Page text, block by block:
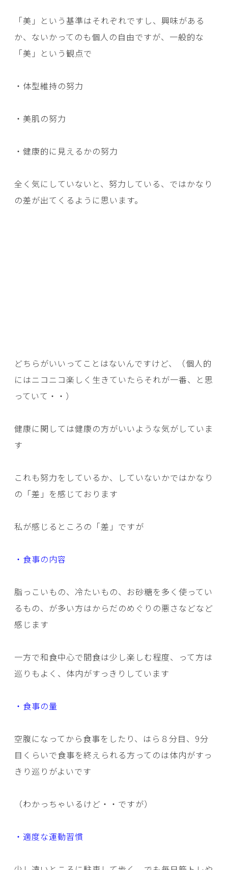
「美」という基準はそれぞれですし、興味がある
か、ないかってのも個人の自由ですが、一般的な
「美」という観点で
・体型維持の努力
・美肌の努力
・健康的に見えるかの努力
全く気にしていないと、努力している、ではかなり
の差が出てくるように思います。
どちらがいいってことはないんですけど、（個人的
にはニコニコ楽しく生きていたらそれが一番、と思
っていて・・）
健康に関しては健康の方がいいような気がしていま
す
これも努力をしているか、していないかではかなり
の「差」を感じております
私が感じるところの「差」ですが
・食事の内容
脂っこいもの、冷たいもの、お砂糖を多く使ってい
るもの、が多い方はからだのめぐりの悪さなどなど
感じます
一方で和食中心で間食は少し楽しむ程度、って方は
巡りもよく、体内がすっきりしています
・食事の量
空腹になってから食事をしたり、はら８分目、9分
目くらいで食事を終えられる方ってのは体内がすっ
きり巡りがよいです
（わかっちゃいるけど・・ですが）
・適度な運動習慣